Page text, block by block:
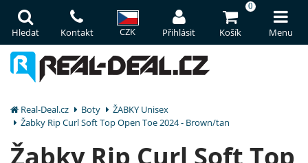
Hledat Kontakt CZK Přihlásit
0
Košík Menu
Real-Deal.cz Boty
ŽABKY Unisex
Žabky Rip Curl Soft Top Open Toe 2024 - Brown/tan